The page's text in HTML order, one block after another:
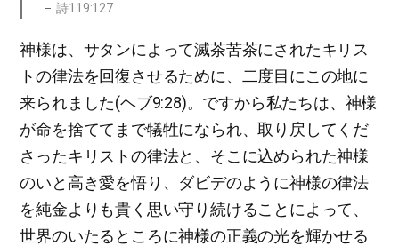
詩119:127
神様は、サタンによって滅茶苦茶にされたキリス
トの律法を回復させるために、二度目にこの地に
来られました(ヘブ9:28)。ですから私たちは、神様
が命を捨ててまで犠牲になられ、取り戻してくだ
さったキリストの律法と、そこに込められた神様
のいと高き愛を悟り、ダビデのように神様の律法
を純金よりも貴く思い守り続けることによって、
世界のいたるところに神様の正義の光を輝かせる